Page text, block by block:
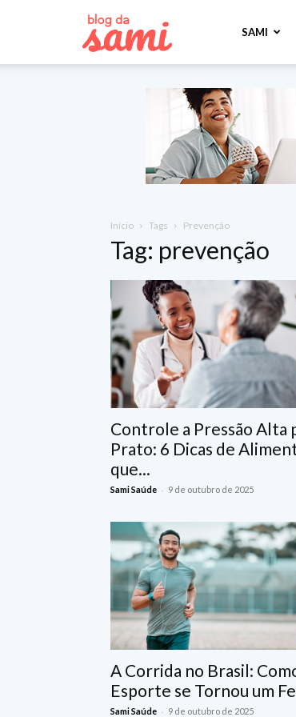
Saúde
SAMI
Início Tags Prevenção
Tag: prevenção
Controle a Pressão Alta
Prato: 6 Dicas de
que...
Sami Saúde - 9 de outubro de 2025
A Corrida no Brasil:
Esporte se Tornou um
Sami Saúde - 9 de outubro de 2025